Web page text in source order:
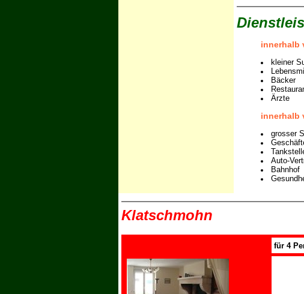
innerhalb
kleiner
Bäcker
Ärzte
innerhalb
grosser
Auto-
Bahnhof
Klatschmohn
für 4